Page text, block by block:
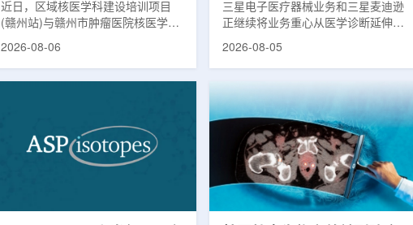
赣州市肿瘤医院核医学诊疗
高质量建设项目同步启动
近日，区域核医学科建设培训项目
(赣州站)与赣州市肿瘤医院核医学诊
疗高质量建设项目在赣州市肿瘤医院
任杨传盛主持。赣州市卫生健康委员
会副主任傅伟、中华医学会核医学分
会主任委员汪静、赣州市肿瘤医院党
2026-08-06
三星电子医疗器械业务和三星麦迪逊
正继续将业务重心从医学诊断延伸至
治疗领域。8月5日，三星HME美国
书，双方计划围绕基于容积成像的精
准放射治疗解决方案开展合作探讨。
根据意向书，双方拟研究将三星移动
CT扫描仪BodyTom与Accuray机器
人放射外科平台CyberKnife相结合。
该合作方向旨在把高分辨率三维成像
能力与图像引导机器人放射外科技术
连接起来，使医务人员能够更准确地
2026-08-05